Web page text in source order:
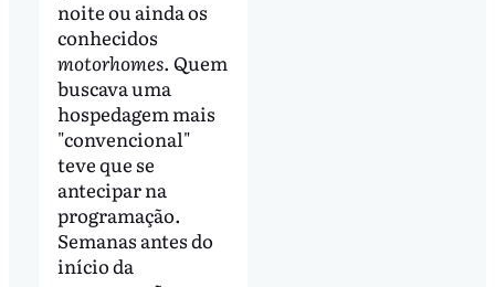
noite ou ainda os
conhecidos
motorhomes. Quem
buscava uma
hospedagem mais
"convencional"
teve que se
antecipar na
programação.
Semanas antes do
início da